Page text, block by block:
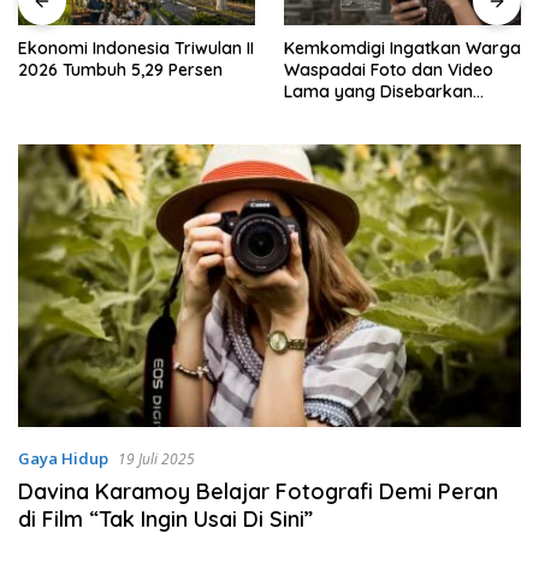
Ekonomi Indonesia Triwulan II
2026 Tumbuh 5,29 Persen
Kemkomdigi Ingatkan Warga
Waspadai Foto dan Video
Lama yang Disebarkan
Gaya Hidup 19 Juli 2025
Davina Karamoy Belajar Fotografi Demi Peran
di Film “Tak Ingin Usai Di Sini”